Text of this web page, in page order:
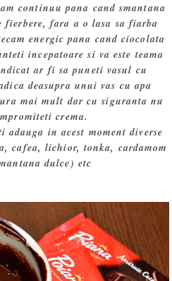
continuu pana cand smantana
fara a o lasa sa fiarba
energic pana cand ciocolata
incepatoare si va este teama
ar fi sa puneti vasul cu
deasupra unui vas cu apa
mai mult dar cu siguranta nu
crema.
adauga in acest moment diverse
cafea, lichior, tonka, cardamom
dulce) etc